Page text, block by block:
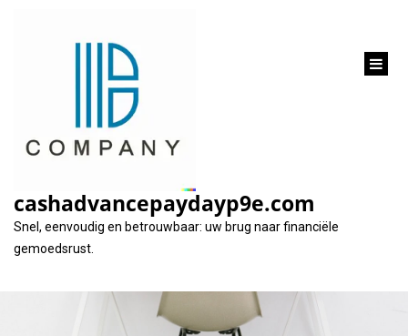
cashadvancepaydayp9e.com
Snel, eenvoudig en betrouwbaar: uw brug naar financiële
gemoedsrust.
Alles wat u moet
weten over de rente
op uw autolening